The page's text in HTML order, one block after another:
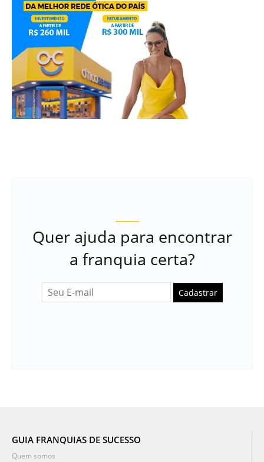
Quer ajuda para encontrar
a franquia certa?
Cadastrar
GUIA FRANQUIAS DE SUCESSO
Quem somos